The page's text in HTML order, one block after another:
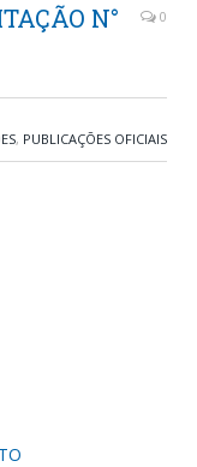
N°
0
, PUBLICAÇÕES OFICIAIS